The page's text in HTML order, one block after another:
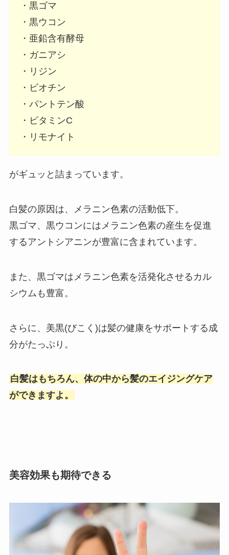
・黒ゴマ
・黒ウコン
・亜鉛含有酵母
・ガニアシ
・リジン
・ビオチン
・パントテン酸
・ビタミンC
・リモナイト
がギュッと詰まっています。
白髪の原因は、メラニン色素の活動低下。
黒ゴマ、黒ウコンにはメラニン色素の産生を促進
するアントシアニンが豊富に含まれています。
また、黒ゴマはメラニン色素を活発化させるカル
シウムも豊富。
さらに、美黒(びこく)は髪の健康をサポートする成
分がたっぷり。
白髪はもちろん、体の中から髪のエイジングケア
ができますよ。
美容効果も期待できる